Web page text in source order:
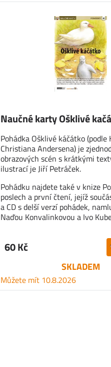
Naučné karty Ošklivé
Pohádka Ošklivé káčátko (podle
Christiana Andersena) je
obrazových scén s krátkými
ilustrací je Jiří Petráček.
Pohádku najdete také v knize
poslech a první čtení, jejíž
a CD s delší verzí pohádek,
Naďou Konvalinkovou a Ivo
60 Kč
SKLADEM
Můžete mít 10.8.2026